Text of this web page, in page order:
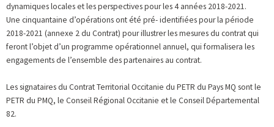
dynamiques locales et les perspectives pour les 4 années 2018-2021.
Une cinquantaine d’opérations ont été pré- identifiées pour la période
2018-2021 (annexe 2 du Contrat) pour illustrer les mesures du contrat qui
feront l’objet d’un programme opérationnel annuel, qui formalisera les
engagements de l’ensemble des partenaires au contrat.
Les signataires du Contrat Territorial Occitanie du PETR du Pays MQ sont le
PETR du PMQ, le Conseil Régional Occitanie et le Conseil Départemental
82.